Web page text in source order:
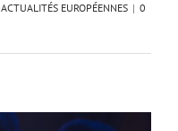
ACTUALITÉS EUROPÉENNES | 0